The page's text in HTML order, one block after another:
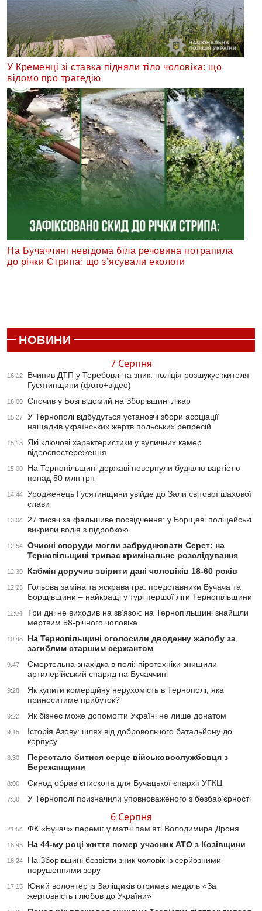
У Кременці зі ставка підняли тіло чоловіка: що
відомо про трагедію
На Бучаччині невідома біла речовина потрапила
до річки Стрипа: що з’ясували екологи
НОВИНИ
7 Серпня
16:12
Вчинив ДТП у Теребовлі та зник: поліція розшукує жителя
Гусятинщини (фото+відео)
16:00 Спочив у Бозі відомий на Зборівщині лікар
15:27
У Тернополі відбудуться установчі збори асоціації
нащадків українських жертв польських репресій
15:13
Які ключові характеристики у вуличних камер
відеоспостереження
15:00
На Тернопільщині державі повернули будівлю вартістю
понад 50 млн грн
14:44
Уродженець Гусятинщини увійде до Зали світової шахової
слави
13:04
27 тисяч за фальшиве посвідчення: у Борщеві поліцейські
викрили водія з підробкою
12:54
Очисні споруди могли забруднювати Серет: на
Тернопільщині триває кримінальне розслідування
12:39 Кабмін доручив звірити дані чоловіків 18-60 років
12:23
Гольова заміна та яскрава гра: представники Бучача та
Борщівщини – найкращі у турі першої ліги Тернопільщини
11:04
Три дні не виходив на зв’язок: на Тернопільщині знайшли
мертвим 58-річного чоловіка
10:48
На Тернопільщині оголосили дводенну жалобу за
загиблим старшим сержантом
9:47
Смертельна знахідка в полі: піротехніки знищили
артилерійський снаряд на Бучаччині
9:28
Як купити комерційну нерухомість в Тернополі, яка
приноситиме прибуток?
9:22 Як бізнес може допомогти Україні не лише донатом
9:15
Історія Азову: шлях від добровольчого батальйону до
корпусу
8:30
Перестало битися серце військовослужбовця з
Бережанщини
8:00 Синод обрав єпископа для Бучацької єпархії УГКЦ
7:30 У Тернополі призначили уповноваженого з безбар’єрності
6 Серпня
21:54 ФК «Бучач» переміг у матчі пам’яті Володимира Дроня
18:46 На 44-му році життя помер учасник АТО з Козівщини
18:24
На Зборівщині безвісти зник чоловік із серйозними
порушеннями зору
17:15
Юний волонтер із Заліщиків отримав медаль «За
жертовність і любов до України»